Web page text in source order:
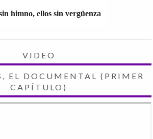
himno, ellos sin vergüenza
VIDEO
EL DOCUMENTAL (PRIMER
CAPÍTULO)